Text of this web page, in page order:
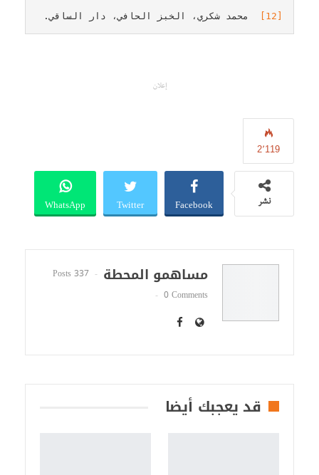
محمد شكري، الخبز الحافي، دار الساقي.
إعلان
2٬119
نشر Facebook
Twitter
WhatsApp
مساهمو المحطة
337 Posts
0 Comments
قد يعجبك أيضا